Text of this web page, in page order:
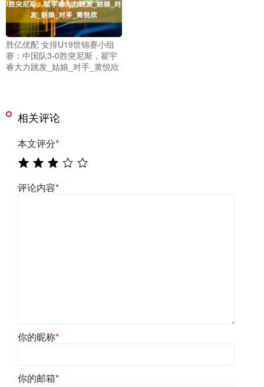
胜亿优配 女排U19世锦赛小组
赛：中国队3-0胜突尼斯，翟宇
睿大力跳发_姑娘_对手_黄悦欣
相关评论
本文评分*
评论内容*
你的昵称*
你的邮箱*